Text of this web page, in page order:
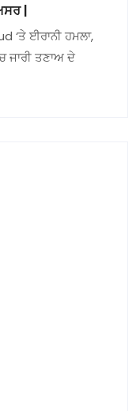
|
‘ਤੇ ਈਰਾਨੀ ਹਮਲਾ,
ਜਾਰੀ ਤਣਾਅ ਦੇ